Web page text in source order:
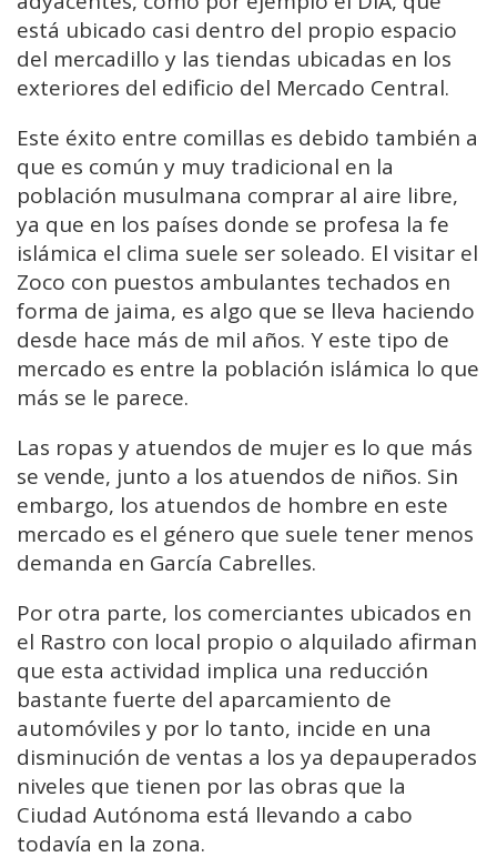
está ubicado casi dentro del propio espacio
del mercadillo y las tiendas ubicadas en los
exteriores del edificio del Mercado Central.
Este éxito entre comillas es debido también a
que es común y muy tradicional en la
población musulmana comprar al aire libre,
ya que en los países donde se profesa la fe
islámica el clima suele ser soleado. El visitar el
Zoco con puestos ambulantes techados en
forma de jaima, es algo que se lleva haciendo
desde hace más de mil años. Y este tipo de
mercado es entre la población islámica lo que
más se le parece.
Las ropas y atuendos de mujer es lo que más
se vende, junto a los atuendos de niños. Sin
embargo, los atuendos de hombre en este
mercado es el género que suele tener menos
demanda en García Cabrelles.
Por otra parte, los comerciantes ubicados en
el Rastro con local propio o alquilado afirman
que esta actividad implica una reducción
bastante fuerte del aparcamiento de
automóviles y por lo tanto, incide en una
disminución de ventas a los ya depauperados
niveles que tienen por las obras que la
Ciudad Autónoma está llevando a cabo
todavía en la zona.